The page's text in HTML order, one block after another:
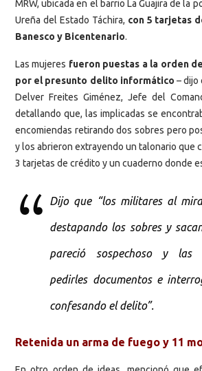
MRW, ubicada en el barrio La Guajira de la
Ureña del Estado Táchira, con 5 tarjetas
Banesco y Bicentenario.
Las mujeres fueron puestas a la orden
por el presunto delito informático – dijo
Delver Freites Giménez, Jefe del
detallando que, las implicadas se
encomiendas retirando dos sobres pero
y los abrieron extrayendo un talonario que
3 tarjetas de crédito y un cuaderno donde
Dijo que “los militares al
destapando los sobres y
pareció sospechoso y las
pedirles documentos e
confesando el delito”.
Retenida un arma de fuego y 11